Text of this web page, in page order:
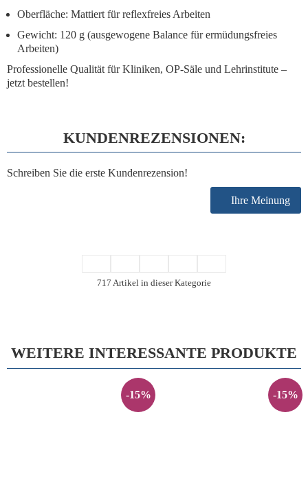
Oberfläche: Mattiert für reflexfreies Arbeiten
Gewicht: 120 g (ausgewogene Balance für ermüdungsfreies
Arbeiten)
Professionelle Qualität für Kliniken, OP-Säle und Lehrinstitute –
jetzt bestellen!
KUNDENREZENSIONEN:
Schreiben Sie die erste Kundenrezension!
Ihre Meinung
717 Artikel in dieser Kategorie
WEITERE INTERESSANTE PRODUKTE
-15% -15%